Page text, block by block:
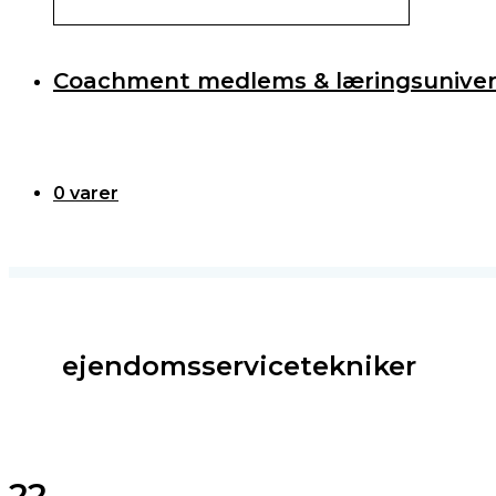
Coachment medlems &
0 varer
ejendomsservicetekniker